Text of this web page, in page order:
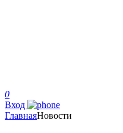
0
Вход
ГлавнаяНовости